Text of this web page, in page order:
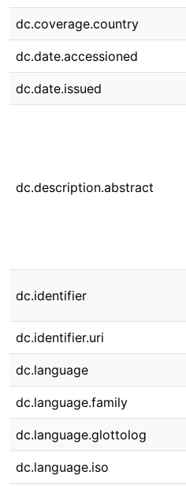
dc.coverage.country
dc.date.accessioned
dc.date.issued
dc.description.abstract
dc.identifier
dc.identifier.uri
dc.language
dc.language.family
dc.language.glottolog
dc.language.iso